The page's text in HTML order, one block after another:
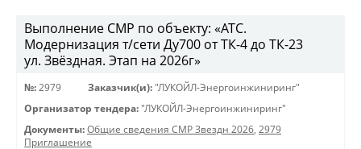
Выполнение СМР по объекту: «АТС.
Модернизация т/сети Ду700 от ТК-4 до ТК-23
ул. Звёздная. Этап на 2026г»
№: 2979 Заказчик(и): "ЛУКОЙЛ-Энергоинжиниринг"
Организатор тендера: "ЛУКОЙЛ-Энергоинжиниринг"
Документы: Общие сведения СМР Звездн 2026, 2979
Приглашение